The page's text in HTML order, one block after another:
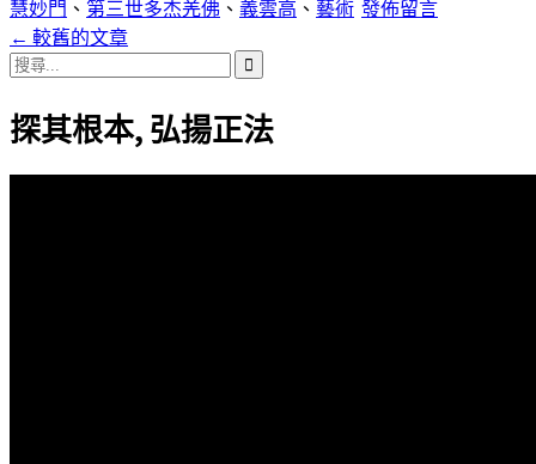
慧妙門 、 第三世多杰羌佛 、 義雲高 、 藝術 發佈留言
文
章
導
← 較舊的文章
搜
關
鍵
字:
探其根本, 弘揚正法